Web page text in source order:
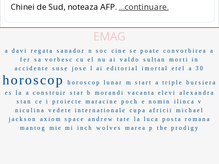
Chinei de Sud, noteaza AFP. ...continuare.
EMAG
a davi regata sanador n soc cine se poate convorbirea
a
fer
sa vorbesc cu el nu ai valdo sultan
morti in
accidente
suse jose l ai editorial imortal etel a 30
horoscop horoscop lunar m start a triple
bursiera
es la
a construir star b morandi vacanta elevi
alexandra
stan
ce i proiecte maracine poch e nomin
ilinca v
niculina
vedete internationale cupa africii
michael
jackson
axiom space andrew tate la luca
posta romana
mantog
mie mi inch wolves marea p the prodigy